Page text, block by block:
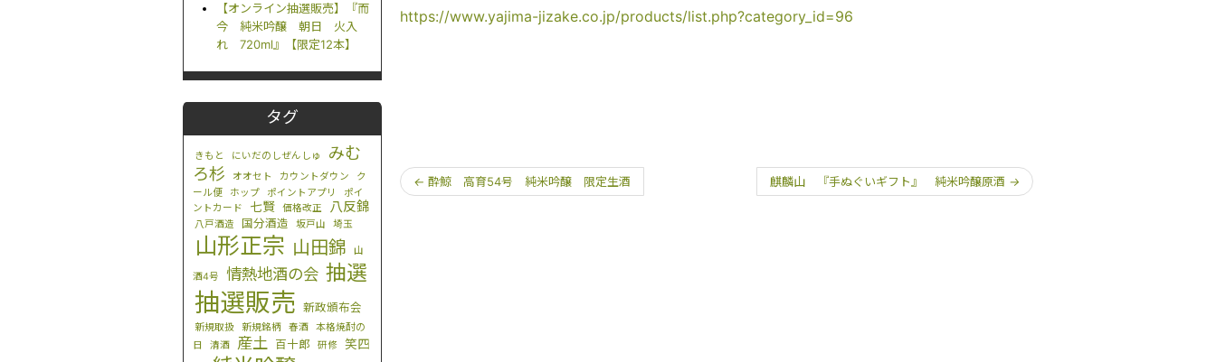
【オンライン抽選販売】『而
今 純米吟醸 朝日 火入
れ 720ml』【限定12本】
タグ
きもと にいだのしぜんしゅ
みむ
ろ杉
オオセト カウントダウン
ク
ール便
ホップ ポイントアプリ
ポイ
ントカード
七賢 価格改正 八反錦
八戸酒造 国分酒造 坂戸山 埼玉
山形正宗 山田錦 山
酒4号 情熱地酒の会 抽選
抽選販売 新政頒布会
新規取扱 新規銘柄 春酒
本格焼酎の
日
清酒 産土 百十郎 研修
笑四
https://www.yajima-jizake.co.jp/products/list.php?category_id=96
← 酔鯨 高育54号 純米吟醸 限定生酒 麒麟山 『手ぬぐいギフト』 純米吟醸原酒 →